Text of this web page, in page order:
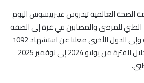
الصحة العالمية تيدروس غيبرييسوس اليوم
الطبي للمرضى والمصابين في غزة إلى الضفة
الغربية والقدس الشرقية وإلى الدول الأخرى معلنا عن استشهاد 1092
مريضا ومصابا بالقطاع خلال الفترة من يوليو 2024 إلى نوفمبر 2025